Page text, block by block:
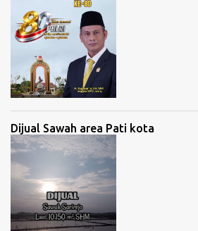
Dijual Sawah area Pati kota